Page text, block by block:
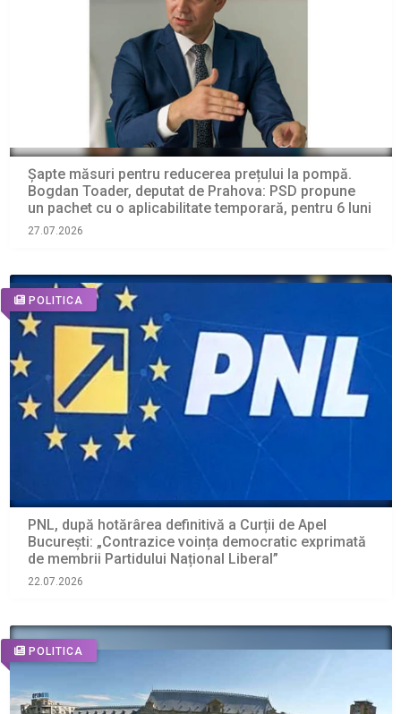
Șapte măsuri pentru reducerea prețului la pompă.
Bogdan Toader, deputat de Prahova: PSD propune
un pachet cu o aplicabilitate temporară, pentru 6 luni
27.07.2026
POLITICA
PNL, după hotărârea definitivă a Curții de Apel
București: „Contrazice voința democratic exprimată
de membrii Partidului Național Liberal”
22.07.2026
POLITICA